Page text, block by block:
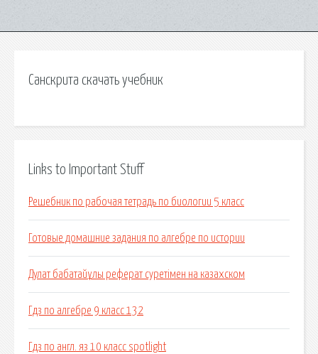
Санскрита скачать учебник
Links to Important Stuff
Решебник по рабочая тетрадь по биологии 5 класс
Готовые домашние задания по алгебре по истории
Дулат бабатайұлы реферат суретімен на казахском
Гдз по алгебре 9 класс 132
Гдз по англ. яз 10 класс spotlight